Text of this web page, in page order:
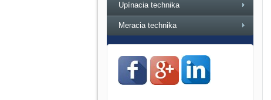
Upínacia technika
Meracia technika